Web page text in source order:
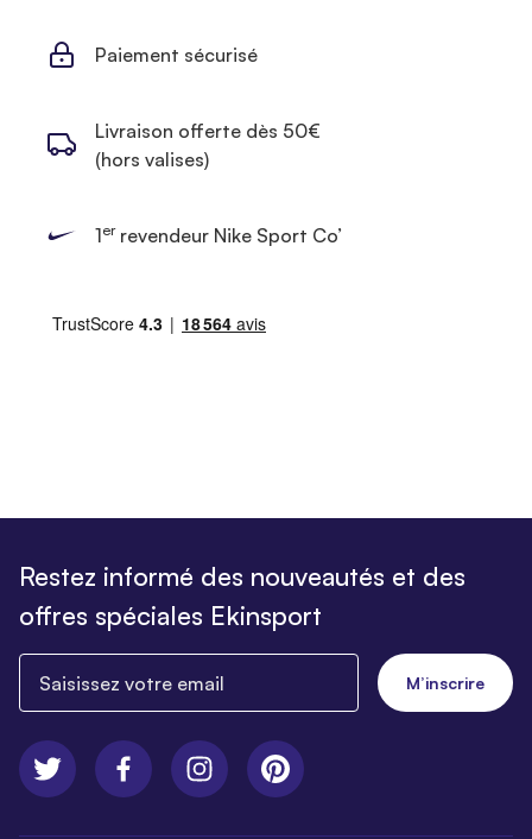
Paiement sécurisé
Livraison offerte dès 50€
(hors valises)
1errevendeur Nike Sport Co’
Restez informé des nouveautés et des
offres spéciales Ekinsport
M’inscrire